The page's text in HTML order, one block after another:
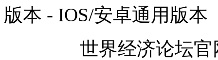
版本 - IOS/安卓通用版本
世界经济论坛官网